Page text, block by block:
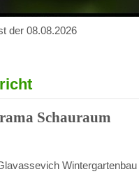
der 08.08.2026
Schauraum